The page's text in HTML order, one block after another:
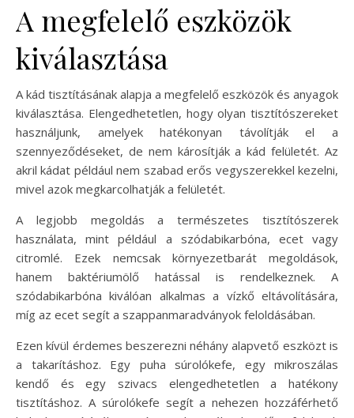
A megfelelő eszközök
kiválasztása
A kád tisztításának alapja a megfelelő eszközök és anyagok
kiválasztása. Elengedhetetlen, hogy olyan tisztítószereket
használjunk, amelyek hatékonyan távolítják el a
szennyeződéseket, de nem károsítják a kád felületét. Az
akril kádat például nem szabad erős vegyszerekkel kezelni,
mivel azok megkarcolhatják a felületét.
A legjobb megoldás a természetes tisztítószerek
használata, mint például a szódabikarbóna, ecet vagy
citromlé. Ezek nemcsak környezetbarát megoldások,
hanem baktériumölő hatással is rendelkeznek. A
szódabikarbóna kiválóan alkalmas a vízkő eltávolítására,
míg az ecet segít a szappanmaradványok feloldásában.
Ezen kívül érdemes beszerezni néhány alapvető eszközt is
a takarításhoz. Egy puha súrolókefe, egy mikroszálas
kendő és egy szivacs elengedhetetlen a hatékony
tisztításhoz. A súrolókefe segít a nehezen hozzáférhető